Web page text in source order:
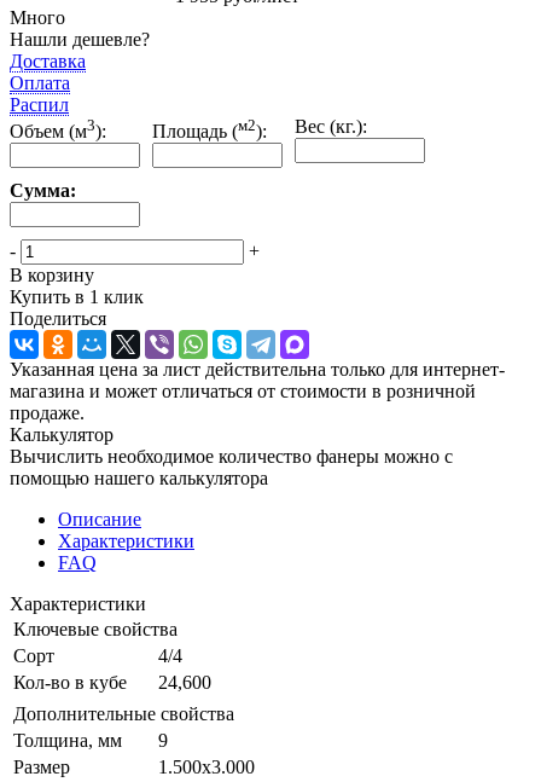
Много
Нашли дешевле?
Доставка
Оплата
Распил
Объем (м3): Площадь (м2): Вес (кг.):
Сумма:
-
+
В корзину
Купить в 1 клик
Поделиться
Указанная цена за лист действительна только для интернет-
магазина и может отличаться от стоимости в розничной
продаже.
Калькулятор
Вычислить необходимое количество фанеры можно с
помощью нашего калькулятора
Описание
Характеристики
FAQ
Характеристики
Ключевые свойства
Сорт
4/4
Кол-во в кубе
24,600
Дополнительные свойства
Толщина, мм
9
Размер
1.500x3.000